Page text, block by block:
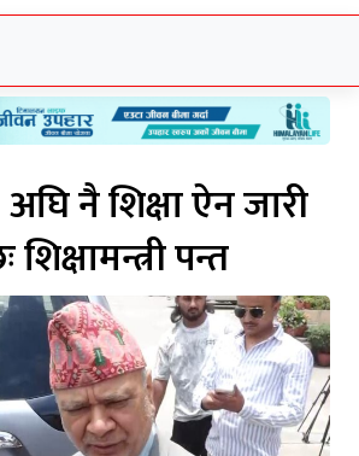
नै शिक्षा ऐन जारी
शिक्षामन्त्री पन्त